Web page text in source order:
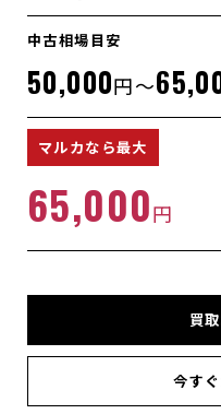
中古相場目安
50,000円～
マルカなら最大
65,000円
買
宅配買取
今す